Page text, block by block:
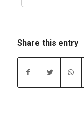
Share this entry